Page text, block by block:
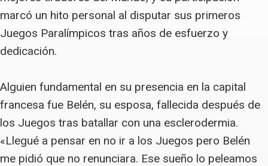
marcó un hito personal al disputar sus primeros
Juegos Paralímpicos tras años de esfuerzo y
dedicación.
Alguien fundamental en su presencia en la capital
francesa fue Belén, su esposa, fallecida después de
los Juegos tras batallar con una esclerodermia.
«Llegué a pensar en no ir a los Juegos pero Belén
me pidió que no renunciara. Ese sueño lo peleamos